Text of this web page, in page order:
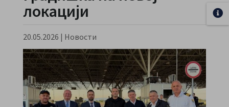
локацији
20.05.2026 | Новости